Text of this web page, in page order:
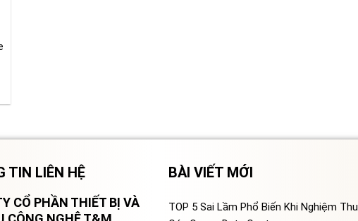
TIN LIÊN HỆ
CỔ PHẦN THIẾT BỊ VÀ
BÀI VIẾT MỚI
TOP 5 Sai Lầm Phổ Biến Khi Nghiệm Thu